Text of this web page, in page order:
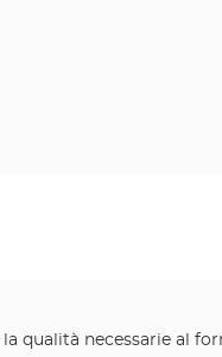
qualità necessarie al